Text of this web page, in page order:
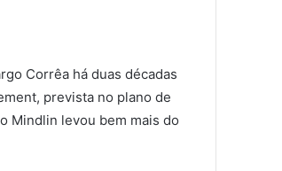
Corrêa há duas décadas
prevista no plano de
Mindlin levou bem mais do